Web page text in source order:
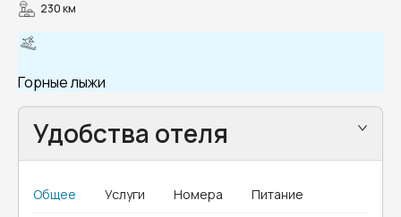
230 км
Горные лыжи
Удобства отеля
Общее Услуги Номера Питание